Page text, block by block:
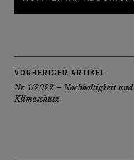
VORHERIGER ARTIKEL
Nr. 1/2022 – Nachhaltigkeit und
Klimaschutz